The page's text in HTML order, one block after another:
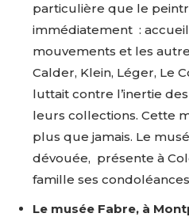
particulière que le
immédiatement :
mouvements et les
Calder, Klein, Léger, Le
luttait contre l’inertie
leurs collections. Cette
plus que jamais. Le
dévouée, présente à
famille ses
Le musée Fabre, à